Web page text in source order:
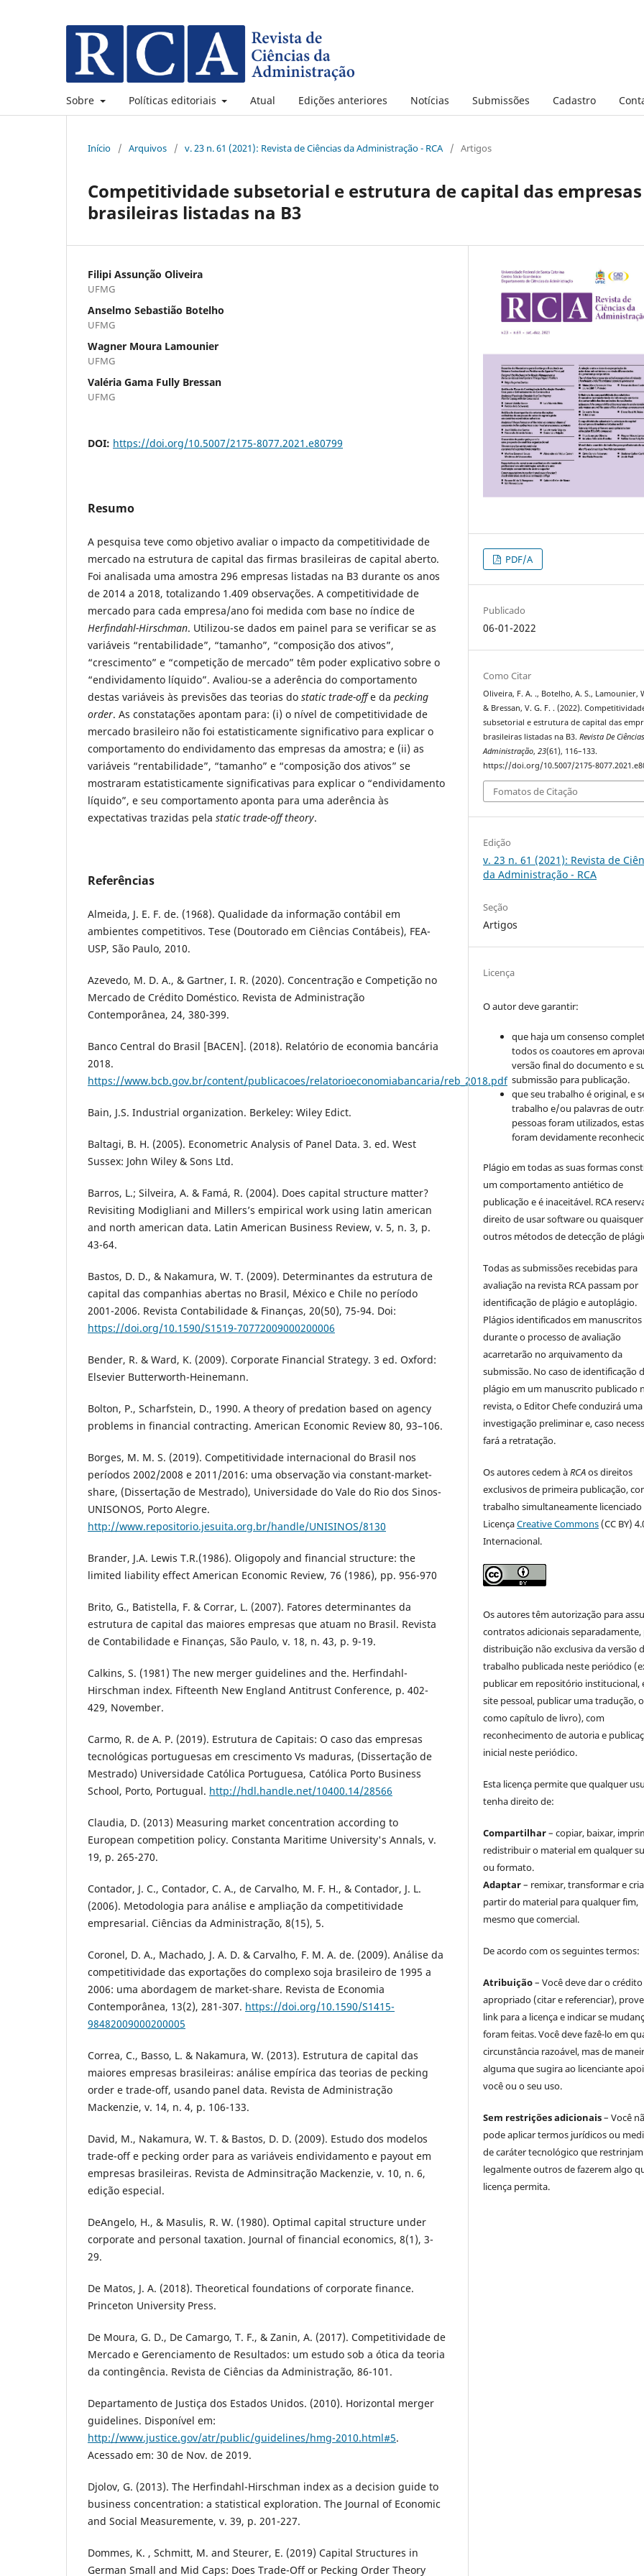
Sobre Políticas editoriais Atual Edições anteriores Notícias Submissões Cadastro
Início / Arquivos / v. 23 n. 61 (2021): Revista de Ciências da Administração - RCA / Artigos
Competitividade subsetorial e estrutura de capital das empresas
brasileiras listadas na B3
Filipi Assunção Oliveira
UFMG
Anselmo Sebastião Botelho
UFMG
Wagner Moura Lamounier
UFMG
Valéria Gama Fully Bressan
UFMG
DOI: https://doi.org/10.5007/2175-8077.2021.e80799
Resumo
A pesquisa teve como objetivo avaliar o impacto da competitividade de
mercado na estrutura de capital das firmas brasileiras de capital aberto.
Foi analisada uma amostra 296 empresas listadas na B3 durante os anos
de 2014 a 2018, totalizando 1.409 observações. A competitividade de
mercado para cada empresa/ano foi medida com base no índice de
Herfindahl-Hirschman. Utilizou-se dados em painel para se verificar se as
variáveis “rentabilidade”, “tamanho”, “composição dos ativos”,
“crescimento” e “competição de mercado” têm poder explicativo sobre o
“endividamento líquido”. Avaliou-se a aderência do comportamento
destas variáveis às previsões das teorias do static trade-offe da pecking
order. As constatações apontam para: (i) o nível de competitividade de
mercado brasileiro não foi estatisticamente significativo para explicar o
comportamento do endividamento das empresas da amostra; e (ii) as
variáveis “rentabilidade”, “tamanho” e “composição dos ativos” se
mostraram estatisticamente significativas para explicar o “endividamento
líquido”, e seu comportamento aponta para uma aderência às
expectativas trazidas pela static trade-off theory.
Referências
Almeida, J. E. F. de. (1968). Qualidade da informação contábil em
ambientes competitivos. Tese (Doutorado em Ciências Contábeis), FEA-
USP, São Paulo, 2010.
Azevedo, M. D. A., & Gartner, I. R. (2020). Concentração e Competição no
Mercado de Crédito Doméstico. Revista de Administração
Contemporânea, 24, 380-399.
Banco Central do Brasil [BACEN]. (2018). Relatório de economia bancária
2018.
https://www.bcb.gov.br/content/publicacoes/relatorioeconomiabancaria/reb_2018.pdf
Bain, J.S. Industrial organization. Berkeley: Wiley Edict.
Baltagi, B. H. (2005). Econometric Analysis of Panel Data. 3. ed. West
Sussex: John Wiley & Sons Ltd.
Barros, L.; Silveira, A. & Famá, R. (2004). Does capital structure matter?
Revisiting Modigliani and Millers’s empirical work using latin american
and north american data. Latin American Business Review, v. 5, n. 3, p.
43-64.
Bastos, D. D., & Nakamura, W. T. (2009). Determinantes da estrutura de
capital das companhias abertas no Brasil, México e Chile no período
2001-2006. Revista Contabilidade & Finanças, 20(50), 75-94. Doi:
https://doi.org/10.1590/S1519-70772009000200006
Bender, R. & Ward, K. (2009). Corporate Financial Strategy. 3 ed. Oxford:
Elsevier Butterworth-Heinemann.
Bolton, P., Scharfstein, D., 1990. A theory of predation based on agency
problems in financial contracting. American Economic Review 80, 93–106.
Borges, M. M. S. (2019). Competitividade internacional do Brasil nos
períodos 2002/2008 e 2011/2016: uma observação via constant-market-
share, (Dissertação de Mestrado), Universidade do Vale do Rio dos Sinos-
UNISONOS, Porto Alegre.
http://www.repositorio.jesuita.org.br/handle/UNISINOS/8130
Brander, J.A. Lewis T.R.(1986). Oligopoly and financial structure: the
limited liability effect American Economic Review, 76 (1986), pp. 956-970
Brito, G., Batistella, F. & Corrar, L. (2007). Fatores determinantes da
estrutura de capital das maiores empresas que atuam no Brasil. Revista
de Contabilidade e Finanças, São Paulo, v. 18, n. 43, p. 9-19.
Calkins, S. (1981) The new merger guidelines and the. Herfindahl-
Hirschman index. Fifteenth New England Antitrust Conference, p. 402-
429, November.
Carmo, R. de A. P. (2019). Estrutura de Capitais: O caso das empresas
tecnológicas portuguesas em crescimento Vs maduras, (Dissertação de
Mestrado) Universidade Católica Portuguesa, Católica Porto Business
School, Porto, Portugual. http://hdl.handle.net/10400.14/28566
Claudia, D. (2013) Measuring market concentration according to
European competition policy. Constanta Maritime University's Annals, v.
19, p. 265-270.
Contador, J. C., Contador, C. A., de Carvalho, M. F. H., & Contador, J. L.
(2006). Metodologia para análise e ampliação da competitividade
empresarial. Ciências da Administração, 8(15), 5.
Coronel, D. A., Machado, J. A. D. & Carvalho, F. M. A. de. (2009). Análise da
competitividade das exportações do complexo soja brasileiro de 1995 a
2006: uma abordagem de market-share. Revista de Economia
Contemporânea, 13(2), 281-307. https://doi.org/10.1590/S1415-
98482009000200005
Correa, C., Basso, L. & Nakamura, W. (2013). Estrutura de capital das
maiores empresas brasileiras: análise empírica das teorias de pecking
order e trade-off, usando panel data. Revista de Administração
Mackenzie, v. 14, n. 4, p. 106-133.
David, M., Nakamura, W. T. & Bastos, D. D. (2009). Estudo dos modelos
trade-off e pecking order para as variáveis endividamento e payout em
empresas brasileiras. Revista de Adminsitração Mackenzie, v. 10, n. 6,
edição especial.
DeAngelo, H., & Masulis, R. W. (1980). Optimal capital structure under
corporate and personal taxation. Journal of financial economics, 8(1), 3-
29.
De Matos, J. A. (2018). Theoretical foundations of corporate finance.
Princeton University Press.
De Moura, G. D., De Camargo, T. F., & Zanin, A. (2017). Competitividade de
Mercado e Gerenciamento de Resultados: um estudo sob a ótica da teoria
da contingência. Revista de Ciências da Administração, 86-101.
Departamento de Justiça dos Estados Unidos. (2010). Horizontal merger
guidelines. Disponível em:
http://www.justice.gov/atr/public/guidelines/hmg-2010.html#5.
Acessado em: 30 de Nov. de 2019.
Djolov, G. (2013). The Herfindahl-Hirschman index as a decision guide to
business concentration: a statistical exploration. The Journal of Economic
and Social Measuremente, v. 39, p. 201-227.
Dommes, K. , Schmitt, M. and Steurer, E. (2019) Capital Structures in
German Small and Mid Caps: Does Trade-Off or Pecking Order Theory
PDF/A
Publicado
06-01-2022
Como Citar
Oliveira, F. A. ., Botelho, A. S., Lamounier,
& Bressan, V. G. F. . (2022).
subsetorial e estrutura de capital das
brasileiras listadas na B3.Revista De
Administração,23(61), 116–133.
https://doi.org/10.5007/2175-
Fomatos de Citação
Edição
v. 23 n. 61 (2021): Revista de
da Administração - RCA
Seção
Artigos
Licença
O autor deve garantir:
que haja um consenso
todos os coautores em
versão final do documento e
submissão para publicação.
que seu trabalho é original, e
trabalho e/ou palavras de
pessoas foram utilizados, estas
foram devidamente
Plágio em todas as suas formas
um comportamento antiético de
publicação e é inaceitável. RCA
direito de usar software ou quaisquer
outros métodos de detecção de
Todas as submissões recebidas para
avaliação na revista RCA passam por
identificação de plágio e autoplágio.
Plágios identificados em manuscritos
durante o processo de avaliação
acarretarão no arquivamento da
submissão. No caso de identificação
plágio em um manuscrito publicado
revista, o Editor Chefe conduzirá uma
investigação preliminar e, caso
fará a retratação.
Os autores cedem àRCAos direitos
exclusivos de primeira publicação,
trabalho simultaneamente licenciado
LicençaCreative Commons (CC BY)
Internacional.
Os autores têm autorização para
contratos adicionais separadamente,
distribuição não exclusiva da versão
trabalho publicada neste periódico
publicar em repositório institucional,
site pessoal, publicar uma tradução,
como capítulo de livro), com
reconhecimento de autoria e
inicial neste periódico.
Esta licença permite que qualquer
tenha direito de:
Compartilhar– copiar, baixar,
redistribuir o material em qualquer
ou formato.
Adaptar– remixar, transformar e
partir do material para qualquer fim,
mesmo que comercial.
De acordo com os seguintes termos:
Atribuição– Você deve dar o crédito
apropriado (citar e referenciar),
link para a licença e indicar se
foram feitas. Você deve fazê-lo em
circunstância razoável, mas de
alguma que sugira ao licenciante
você ou o seu uso.
Sem restrições adicionais– Você
pode aplicar termos jurídicos ou
de caráter tecnológico que restrinjam
legalmente outros de fazerem algo
licença permita.